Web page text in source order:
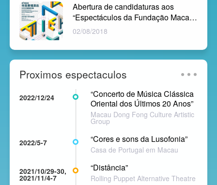
Abertura de candidaturas aos
“Espectáculos da Fundação Macau
para os Cidadãos 2019” sob o título
02/08/2018
Proximos espectaculos
2022/12/24
“Concerto de Música Clássica
Oriental dos Últimos 20 Anos”
Macau Dong Fong Culture Artistic
Group
2022/5-7 “Cores e sons da Lusofonia”
Casa de Portugal em Macau
2021/10/29-30,
2021/11/4-7
“Distância”
Rolling Puppet Alternative Theatre